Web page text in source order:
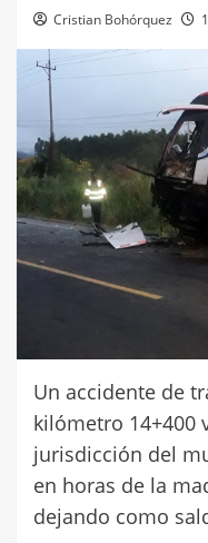
Cristian Bohórquez
Un accidente de
kilómetro 14+400
jurisdicción del
en horas de la
dejando como